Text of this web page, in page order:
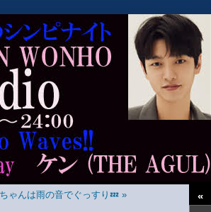
ゃんは雨の音でぐっすり💤 »
«